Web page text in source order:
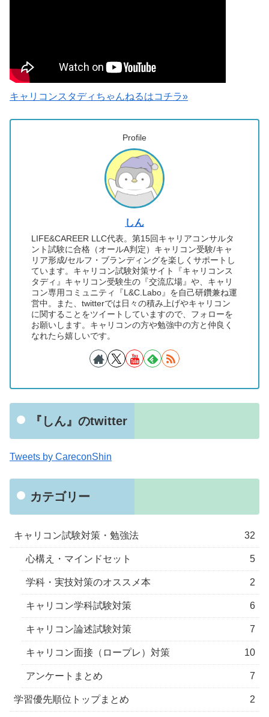
キャリコンスタディちゃんねるはコチラ»
Profile
しん
LIFE&CAREER LLC代表。第15回キャリアコンサルタ
ント試験に合格（オールA判定）キャリコン受験/キャ
リア形成/セルフ・ブランディングを楽しくサポートし
ています。キャリコン試験対策サイト『キャリコンス
タディ』キャリコン受験生の『交流広場』や、キャリ
コン専用コミュニティ『L&C.Labo』を自己研鑽兼ね運
営中。また、twitterでは日々の積み上げやキャリコン
に関することをツイートしていますので、フォローを
お願いします。キャリコンの方や勉強中の方と仲良く
なれたら嬉しいです。
『しん』のtwitter
Tweets by CareconShin
カテゴリー
キャリコン試験対策・勉強法 32
心構え・マインドセット 5
学科・実技対策のオススメ本 2
キャリコン学科試験対策 6
キャリコン論述試験対策 7
キャリコン面接（ロープレ）対策 10
アンケートまとめ 7
学習優先順位トップまとめ 2